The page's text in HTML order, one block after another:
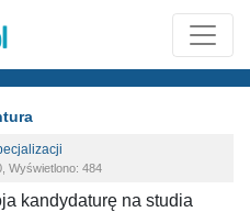
Wyświetlono: 484
kandydaturę na studia